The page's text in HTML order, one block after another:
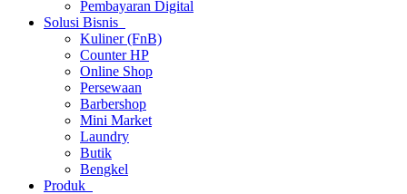
Pembayaran Digital
Solusi Bisnis
Kuliner (FnB)
Counter HP
Online Shop
Persewaan
Barbershop
Mini Market
Laundry
Butik
Bengkel
Produk